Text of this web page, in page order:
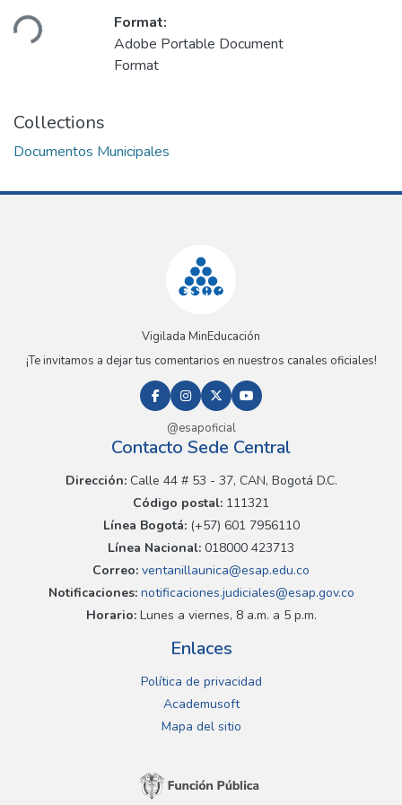
Format:
Adobe Portable Document
Format
Collections
Documentos Municipales
Vigilada MinEducación
¡Te invitamos a dejar tus comentarios en nuestros canales oficiales!
@esapoficial
Contacto Sede Central
Dirección:Calle 44 # 53 - 37, CAN, Bogotá D.C.
Código postal: 111321
Línea Bogotá:(+57) 601 7956110
Línea Nacional: 018000 423713
Correo: ventanillaunica@esap.edu.co
Notificaciones:notificaciones.judiciales@esap.gov.co
Horario:Lunes a viernes, 8 a.m. a 5 p.m.
Enlaces
Política de privacidad
Academusoft
Mapa del sitio